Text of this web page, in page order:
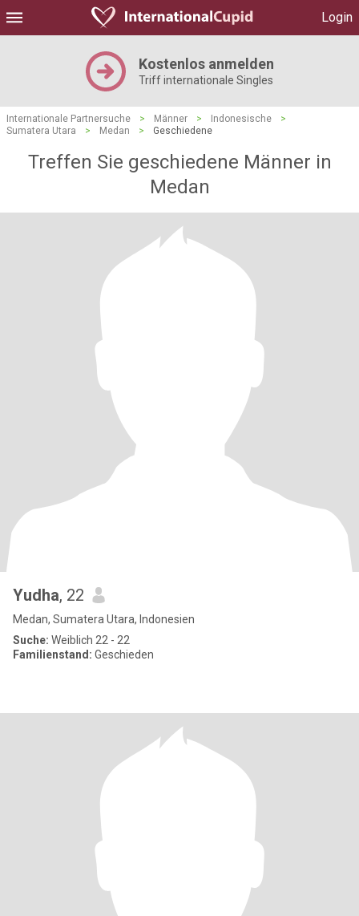
Login
Kostenlos anmelden
Triff internationale Singles
Internationale Partnersuche > Männer > Indonesische
>
Sumatera Utara
> Medan > Geschiedene
Treffen Sie geschiedene Männer in
Medan
Yudha, 22
Medan, Sumatera Utara, Indonesien
Suche: Weiblich 22 - 22
Familienstand: Geschieden